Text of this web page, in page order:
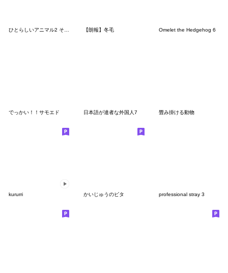
ひとらしいアニマル2 そして少女、スパイ 【朗報】冬毛 Omelet the Hedgehog 6
でっかい！！サモエド 日本語が達者な外国人7 畳み掛ける動物
kururri かいじゅうのピタ professional stray 3